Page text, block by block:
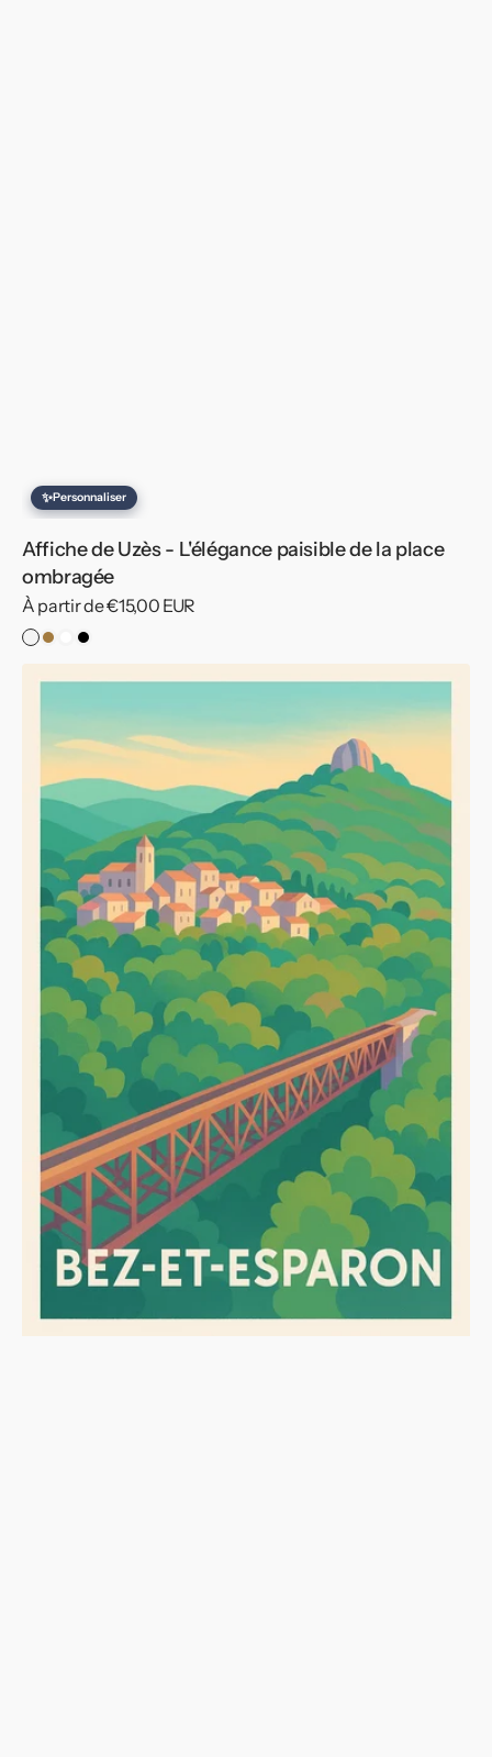
✨Personnaliser
Affiche de Uzès - L'élégance paisible de la place
ombragée
Prix
habituel
À partir de €15,00 EUR
Sans
cadre
Cadre
Bois
Cadre
Blanc
Cadre
Noir
Esparon
Charme
provençal
nature
préservée